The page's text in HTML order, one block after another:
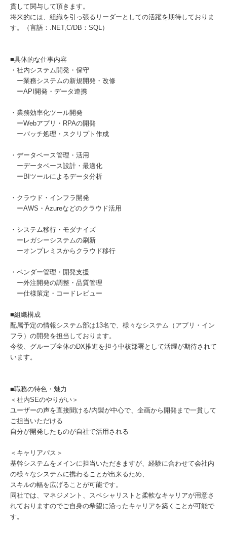
貫して関与して頂きます。
将来的には、組織を引っ張るリーダーとしての活躍を期待しておりま
す。（言語：.NET,C/DB：SQL）
■具体的な仕事内容
・社内システム開発・保守
ー業務システムの新規開発・改修
ーAPI開発・データ連携
・業務効率化ツール開発
ーWebアプリ・RPAの開発
ーバッチ処理・スクリプト作成
・データベース管理・活用
ーデータベース設計・最適化
ーBIツールによるデータ分析
・クラウド・インフラ開発
ーAWS・Azureなどのクラウド活用
・システム移行・モダナイズ
ーレガシーシステムの刷新
ーオンプレミスからクラウド移行
・ベンダー管理・開発支援
ー外注開発の調整・品質管理
ー仕様策定・コードレビュー
■組織構成
配属予定の情報システム部は13名で、様々なシステム（アプリ・イン
フラ）の開発を担当しております。
今後、グループ全体のDX推進を担う中核部署として活躍が期待されて
います。
■職務の特色・魅力
＜社内SEのやりがい＞
ユーザーの声を直接聞ける/内製が中心で、企画から開発まで一貫して
ご担当いただける
自分が開発したものが自社で活用される
＜キャリアパス＞
基幹システムをメインに担当いただきますが、経験に合わせて会社内
の様々なシステムに携わることが出来るため、
スキルの幅を広げることが可能です。
同社では、マネジメント、スペシャリストと柔軟なキャリアが用意さ
れておりますのでご自身の希望に沿ったキャリアを築くことが可能で
す。